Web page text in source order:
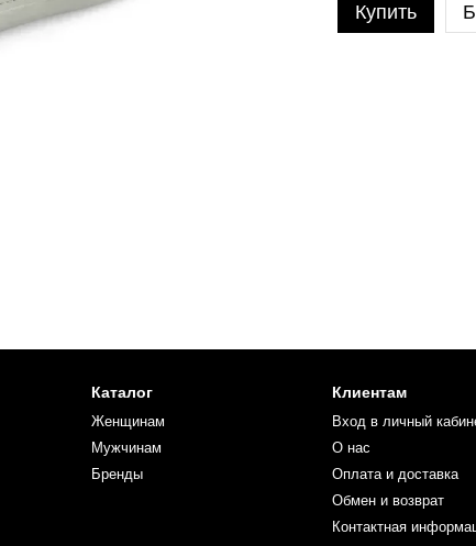
Купить
Каталог
Женщинам
Мужчинам
Бренды
Клиентам
Вход в личный
О нас
Оплата и доставка
Обмен и возврат
Контактная